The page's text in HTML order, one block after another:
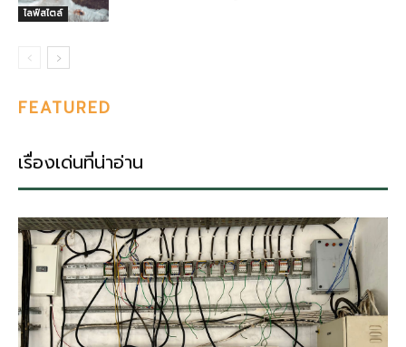
ไลฟ์สไตล์
FEATURED
เรื่องเด่นที่น่าอ่าน